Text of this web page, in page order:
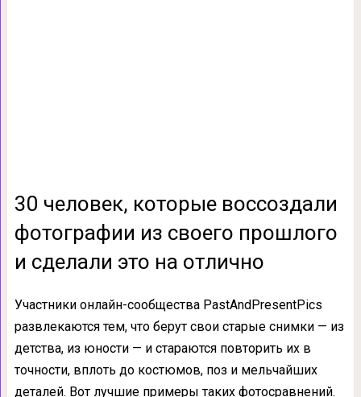
30 человек, которые воссоздали
фотографии из своего прошлого
и сделали это на отлично
Участники онлайн-сообщества PastAndPresentPics
развлекаются тем, что берут свои старые снимки — из
детства, из юности — и стараются повторить их в
точности, вплоть до костюмов, поз и мельчайших
деталей. Вот лучшие примеры таких фотосравнений.